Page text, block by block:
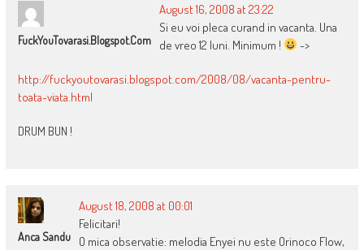
FuckYouTovarasi.blogspot.com
August 16, 2008 at 23:22
Si eu voi pleca curand in vacanta. Una
de vreo 12 luni. Minimum !
->
http://fuckyoutovarasi.blogspot.com/2008/08/vacanta-pentru-
toata-viata.html
DRUM BUN !
Anca Sandu
August 18, 2008 at 00:01
Felicitari!
O mica observatie: melodia Enyei nu este Orinoco Flow,